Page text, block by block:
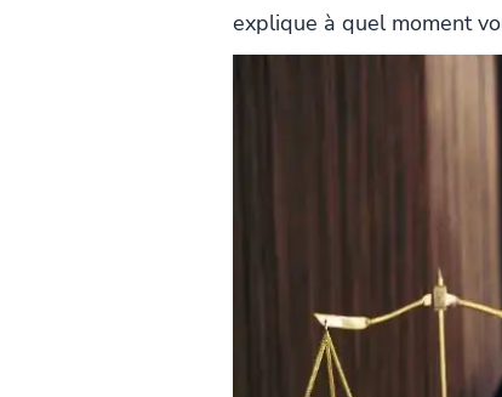
explique à quel moment